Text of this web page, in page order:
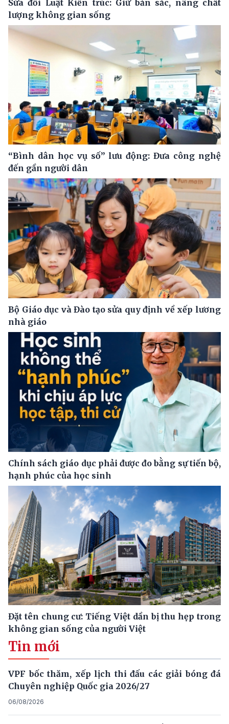
Sửa đổi Luật Kiến trúc: Giữ bản sắc, nâng chất
lượng không gian sống
“Bình dân học vụ số” lưu động: Đưa công nghệ
đến gần người dân
Bộ Giáo dục và Đào tạo sửa quy định về xếp lương
nhà giáo
Chính sách giáo dục phải được đo bằng sự tiến bộ,
hạnh phúc của học sinh
Đặt tên chung cư: Tiếng Việt dần bị thu hẹp trong
không gian sống của người Việt
Tin mới
VPF bốc thăm, xếp lịch thi đấu các giải bóng đá
Chuyên nghiệp Quốc gia 2026/27
06/08/2026